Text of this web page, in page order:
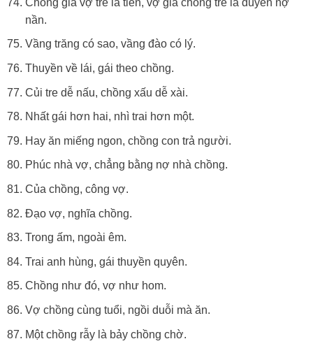
nần.
Vầng trăng có sao, vầng đào có lý.
Thuyền về lái, gái theo chồng.
Củi tre dễ nấu, chồng xấu dễ xài.
Nhất gái hơn hai, nhì trai hơn một.
Hay ăn miếng ngon, chồng con trả người.
Phúc nhà vợ, chẳng bằng nợ nhà chồng.
Của chồng, công vợ.
Đạo vợ, nghĩa chồng.
Trong ấm, ngoài êm.
Trai anh hùng, gái thuyền quyên.
Chồng như đó, vợ như hom.
Vợ chồng cùng tuổi, ngồi duỗi mà ăn.
Một chồng rẫy là bảy chồng chờ.